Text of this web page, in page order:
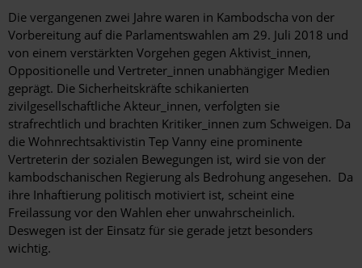
Die vergangenen zwei Jahre waren in Kambodscha von der
Vorbereitung auf die Parlamentswahlen am 29. Juli 2018 und
von einem verstärkten Vorgehen gegen Aktivist_innen,
Oppositionelle und Vertreter_innen unabhängiger Medien
geprägt. Die Sicherheitskräfte schikanierten
zivilgesellschaftliche Akteur_innen, verfolgten sie
strafrechtlich und brachten Kritiker_innen zum Schweigen. Da
die Wohnrechtsaktivistin Tep Vanny eine prominente
Vertreterin der sozialen Bewegungen ist, wird sie von der
kambodschanischen Regierung als Bedrohung angesehen. Da
ihre Inhaftierung politisch motiviert ist, scheint eine
Freilassung vor den Wahlen eher unwahrscheinlich.
Deswegen ist der Einsatz für sie gerade jetzt besonders
wichtig.